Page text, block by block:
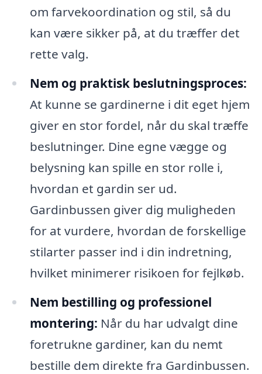
om farvekoordination og stil, så du
kan være sikker på, at du træffer det
rette valg.
Nem og praktisk beslutningsproces:
At kunne se gardinerne i dit eget hjem
giver en stor fordel, når du skal træffe
beslutninger. Dine egne vægge og
belysning kan spille en stor rolle i,
hvordan et gardin ser ud.
Gardinbussen giver dig muligheden
for at vurdere, hvordan de forskellige
stilarter passer ind i din indretning,
hvilket minimerer risikoen for fejlkøb.
Nem bestilling og professionel
montering: Når du har udvalgt dine
foretrukne gardiner, kan du nemt
bestille dem direkte fra Gardinbussen.